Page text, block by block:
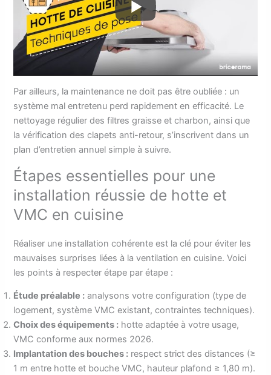
Par ailleurs, la maintenance ne doit pas être oubliée : un
système mal entretenu perd rapidement en efficacité. Le
nettoyage régulier des filtres graisse et charbon, ainsi que
la vérification des clapets anti-retour, s’inscrivent dans un
plan d’entretien annuel simple à suivre.
Étapes essentielles pour une
installation réussie de hotte et
VMC en cuisine
Réaliser une installation cohérente est la clé pour éviter les
mauvaises surprises liées à la ventilation en cuisine. Voici
les points à respecter étape par étape :
Étude préalable : analysons votre configuration (type de
logement, système VMC existant, contraintes techniques).
Choix des équipements : hotte adaptée à votre usage,
VMC conforme aux normes 2026.
Implantation des bouches : respect strict des distances (≥
1 m entre hotte et bouche VMC, hauteur plafond ≥ 1,80 m).